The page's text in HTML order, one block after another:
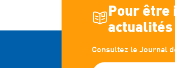
Pour être
actualités
Consultez le Journal